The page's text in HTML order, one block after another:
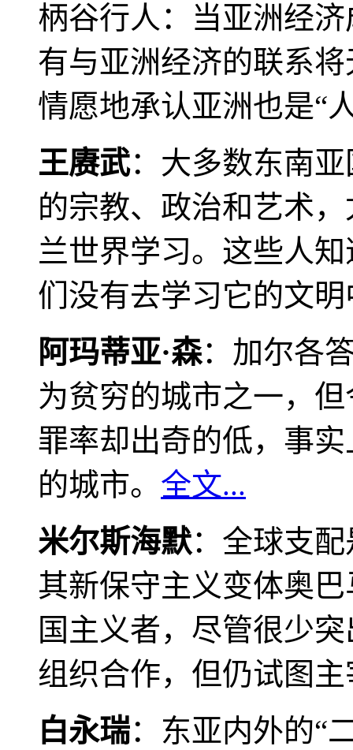
柄谷行人：当亚洲经
有与亚洲经济的联系
情愿地承认亚洲也是“
王赓武：大多数东南
的宗教、政治和艺术
兰世界学习。这些人
们没有去学习它的文
阿玛蒂亚·森：加尔各
为贫穷的城市之一，
罪率却出奇的低，事
的城市。 全文...
米尔斯海默：全球支
其新保守主义变体奥
国主义者，尽管很少
组织合作，但仍试图
白永瑞：东亚内外的“